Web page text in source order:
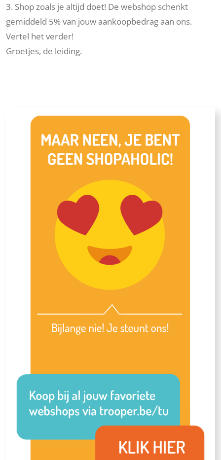
3. Shop zoals je altijd doet! De webshop schenkt
gemiddeld 5% van jouw aankoopbedrag aan ons.
Vertel het verder!
Groetjes, de leiding.